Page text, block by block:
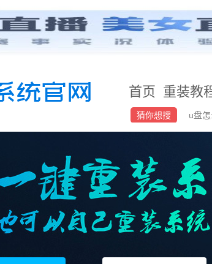
首页 重装教
猜你想搜 u盘